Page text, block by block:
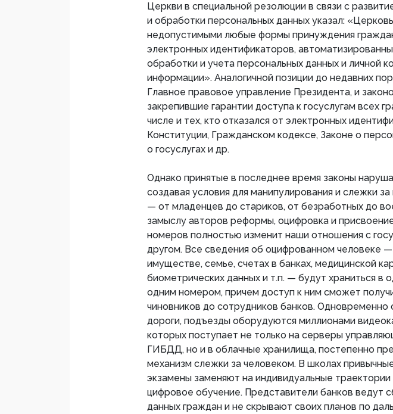
Церкви в специальной резолюции в связи с
и обработки персональных данных указал:
недопустимыми любые формы принуждения
электронных идентификаторов,
обработки и учета персональных данных и личной
информации». Аналогичной позиции до недавних
Главное правовое управление Президента, и
закрепившие гарантии доступа к госуслугам всех
числе и тех, кто отказался от электронных
Конституции, Гражданском кодексе, Законе о
о госуслугах и др.
Однако принятые в последнее время законы
создавая условия для манипулирования и слежки
— от младенцев до стариков, от безработных до
замыслу авторов реформы, оцифровка и
номеров полностью изменит наши отношения с
другом. Все сведения об оцифрованном человеке
имуществе, семье, счетах в банках, медицинской
биометрических данных и т.п. — будут храниться в
одним номером, причем доступ к ним сможет
чиновников до сотрудников банков. Одновременно
дороги, подъезды оборудуются миллионами
которых поступает не только на серверы
ГИБДД, но и в облачные хранилища, постепенно
механизм слежки за человеком. В школах
экзамены заменяют на индивидуальные траектории
цифровое обучение. Представители банков ведут
данных граждан и не скрывают своих планов по